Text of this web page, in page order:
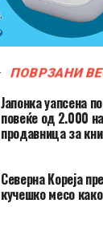
ПОВРЗАНИ
Јапонка уапсена
повеќе од 2.000
продавница за
Северна Кореја
кучешко месо